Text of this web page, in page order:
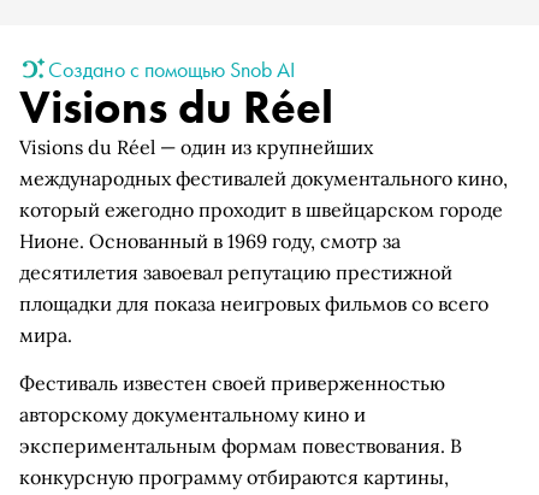
Создано с помощью Snob AI
Visions du Réel
Visions du Réel — один из крупнейших
международных фестивалей документального кино,
который ежегодно проходит в швейцарском городе
Нионе. Основанный в 1969 году, смотр за
десятилетия завоевал репутацию престижной
площадки для показа неигровых фильмов со всего
мира.
Фестиваль известен своей приверженностью
авторскому документальному кино и
экспериментальным формам повествования. В
конкурсную программу отбираются картины,